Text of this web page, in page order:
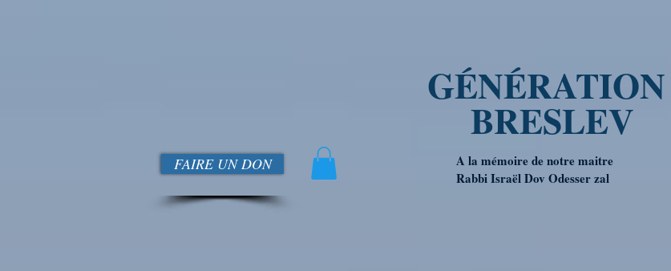
GÉNÉRATION
BRESLEV
FAIRE UN DON
A la mémoire de notre maitre
Rabbi Israël Dov Odesser zal